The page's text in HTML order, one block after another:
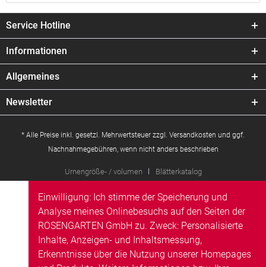
Service Hotline
Informationen
Allgemeines
Newsletter
* Alle Preise inkl. gesetzl. Mehrwertsteuer zzgl. Versandkosten und ggf.
Nachnahmegebühren, wenn nicht anders beschrieben
Urnengröße- / volumen Blätterkatalog
Einwilligung: Ich stimme der Speicherung und
Analyse meines Onlinebesuchs auf den Seiten der
ROSENGARTEN GmbH zu. Zweck: Personalisierte
Inhalte, Anzeigen- und Inhaltsmessung,
Erkenntnisse über die Nutzung unserer Homepages